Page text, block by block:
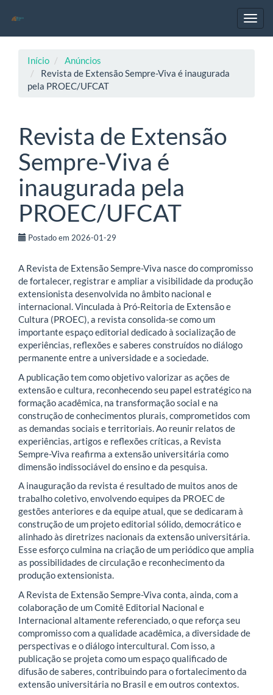
Barra
Lateral
Início
Anúncios
Revista de Extensão Sempre-Viva é inaugurada
pela PROEC/UFCAT
Revista de Extensão
Sempre-Viva é
inaugurada pela
PROEC/UFCAT
Postado em 2026-01-29
A Revista de Extensão Sempre-Viva nasce do compromisso
de fortalecer, registrar e ampliar a visibilidade da produção
extensionista desenvolvida no âmbito nacional e
internacional. Vinculada à Pró-Reitoria de Extensão e
Cultura (PROEC), a revista consolida-se como um
importante espaço editorial dedicado à socialização de
experiências, reflexões e saberes construídos no diálogo
permanente entre a universidade e a sociedade.
A publicação tem como objetivo valorizar as ações de
extensão e cultura, reconhecendo seu papel estratégico na
formação acadêmica, na transformação social e na
construção de conhecimentos plurais, comprometidos com
as demandas sociais e territoriais. Ao reunir relatos de
experiências, artigos e reflexões críticas, a Revista
Sempre-Viva reafirma a extensão universitária como
dimensão indissociável do ensino e da pesquisa.
A inauguração da revista é resultado de muitos anos de
trabalho coletivo, envolvendo equipes da PROEC de
gestões anteriores e da equipe atual, que se dedicaram à
construção de um projeto editorial sólido, democrático e
alinhado às diretrizes nacionais da extensão universitária.
Esse esforço culmina na criação de um periódico que amplia
as possibilidades de circulação e reconhecimento da
produção extensionista.
A Revista de Extensão Sempre-Viva conta, ainda, com a
colaboração de um Comitê Editorial Nacional e
Internacional altamente referenciado, o que reforça seu
compromisso com a qualidade acadêmica, a diversidade de
perspectivas e o diálogo intercultural. Com isso, a
publicação se projeta como um espaço qualificado de
difusão de saberes, contribuindo para o fortalecimento da
extensão universitária no Brasil e em outros contextos.